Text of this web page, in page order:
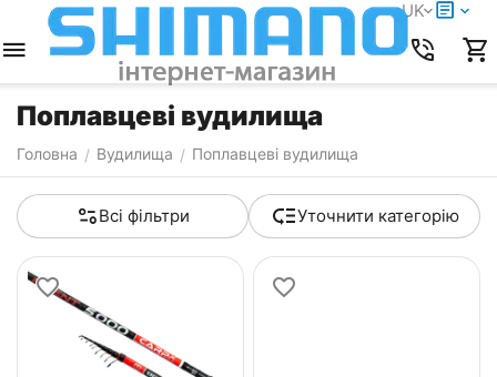
UK
Поплавцеві вудилища
Головна / Вудилища / Поплавцеві вудилища
Всі фільтри Уточнити категорію